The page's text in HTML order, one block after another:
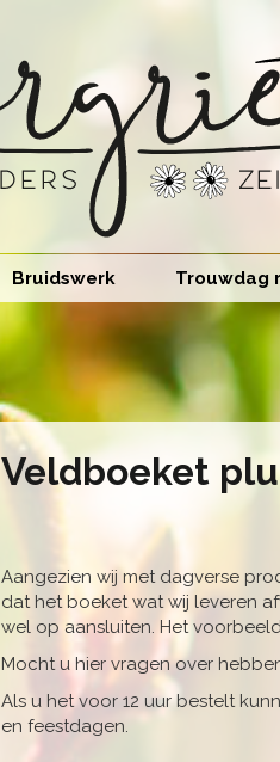
Bruidswerk Trouwdag
Veldboeket
Aangezien wij met dagverse
dat het boeket wat wij leveren
wel op aansluiten. Het
Mocht u hier vragen over
Als u het voor 12 uur bestelt
en feestdagen.